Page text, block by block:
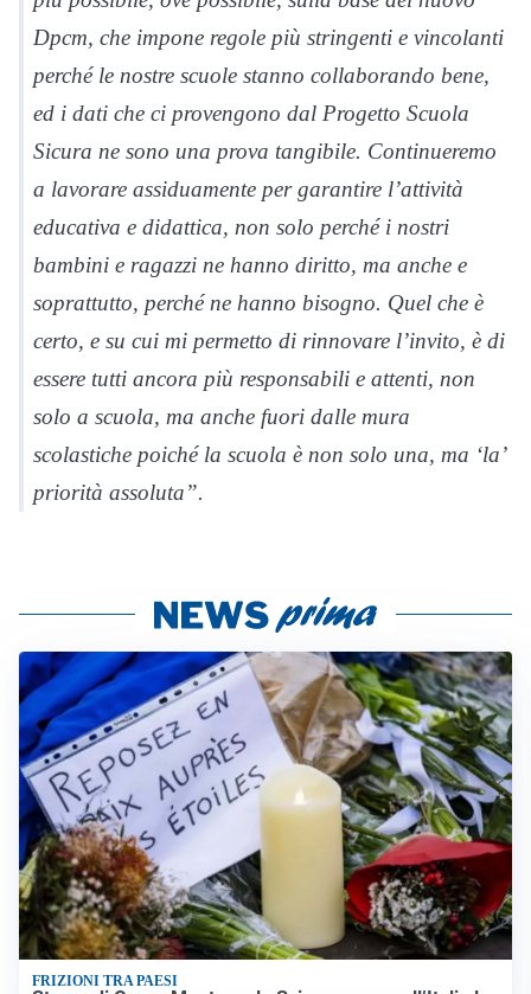
Dpcm, che impone regole più stringenti e vincolanti
perché le nostre scuole stanno collaborando bene,
ed i dati che ci provengono dal Progetto Scuola
Sicura ne sono una prova tangibile. Continueremo
a lavorare assiduamente per garantire l’attività
educativa e didattica, non solo perché i nostri
bambini e ragazzi ne hanno diritto, ma anche e
soprattutto, perché ne hanno bisogno. Quel che è
certo, e su cui mi permetto di rinnovare l’invito, è di
essere tutti ancora più responsabili e attenti, non
solo a scuola, ma anche fuori dalle mura
scolastiche poiché la scuola è non solo una, ma ‘la’
priorità assoluta”.
FRIZIONI TRA PAESI